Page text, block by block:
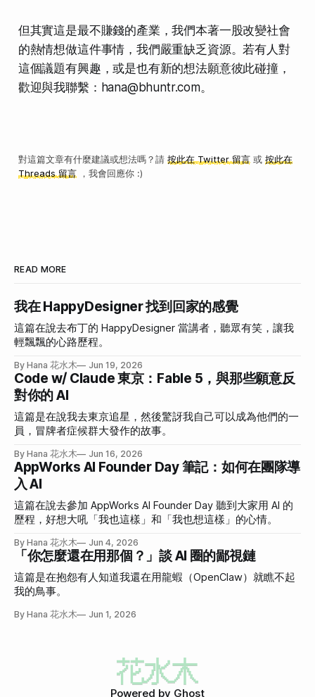
但其實這是最不賺錢的產業，我們本著一股改變社會
的熱情想做這件事情，我們嚴重缺乏資源。若有人對
這個議題有興趣，或是也有新的想法願意彼此碰撞，
歡迎與我聯繫：hana@bhuntr.com。
對這篇文章有什麼建議或想法嗎？請 按此在 Twitter 留言或 按此在
Threads 留言，我會回應你 :)
READ MORE
我在 HappyDesigner 找到回家的感覺
這篇在說去布丁的 HappyDesigner 當講者，聽眾有笑，讓我
輕飄飄的心路歷程。
By Hana 花水木 Jun 19, 2026
Code w/ Claude 東京：Fable 5，與那些願意反
對你的 AI
這篇是在說我去東京追星，然後驚訝我自己可以成為他們的一
員，冒牌者症候群大發作的故事。
By Hana 花水木 Jun 16, 2026
AppWorks AI Founder Day 筆記：如何在團隊導
入 AI
這篇在說去參加 AppWorks AI Founder Day 聽到大家用 AI 的
歷程，好想大吼「我也這樣」和「我也想這樣」的心情。
By Hana 花水木 Jun 4, 2026
「你怎麼還在用那個？」談 AI 圈的鄙視鏈
這篇是在抱怨有人知道我還在用龍蝦（OpenClaw）就瞧不起
我的鳥事。
By Hana 花水木 Jun 1, 2026
Powered by Ghost